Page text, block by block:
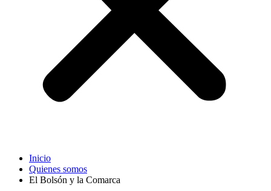
Inicio
Quienes somos
El Bolsón y la Comarca